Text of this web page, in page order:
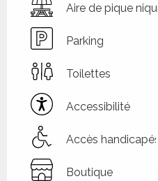
Aire de pique
Parking
Toilettes
Accessibilité
Accès handicapés
Boutique